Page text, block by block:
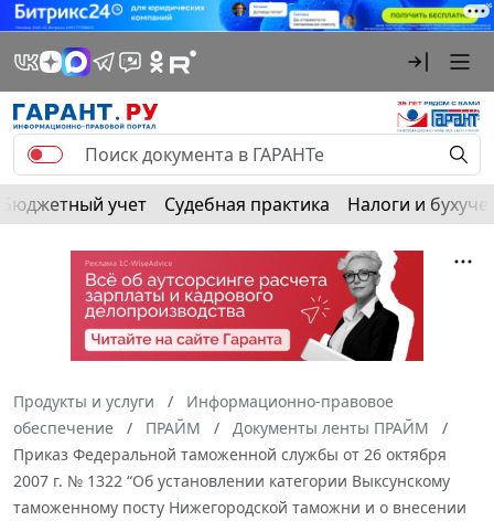
Бюджетный учет Судебная практика Налоги и
Продукты и услуги
Информационно-правовое
обеспечение
ПРАЙМ
Документы ленты ПРАЙМ
Приказ Федеральной таможенной службы от 26 октября
2007 г. № 1322 “Об установлении категории Выксунскому
таможенному посту Нижегородской таможни и о внесении